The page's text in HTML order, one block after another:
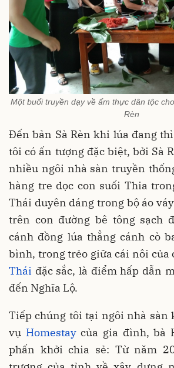
Một buổi truyền dạy về ẩm thực dân tộc
Rèn
Đến bản Sà Rèn khi lúa đang
tôi có ấn tượng đặc biệt, bởi Sà
nhiều ngôi nhà sàn truyền
hàng tre dọc con suối Thia
Thái duyên dáng trong bộ áo
trên con đường bê tông sạch
cánh đồng lúa thẳng cánh cò
bình, trong trẻo giữa cái nôi của
Thái đặc sắc, là điểm hấp dẫn
đến Nghĩa Lộ.
Tiếp chúng tôi tại ngôi nhà sàn
vụ Homestaycủa gia đình, bà
phấn khởi chia sẻ: Từ năm